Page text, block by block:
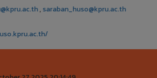
, saraban_huso@kpru.ac.th